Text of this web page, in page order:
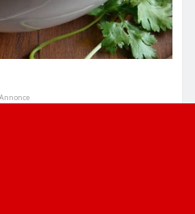
Annonce